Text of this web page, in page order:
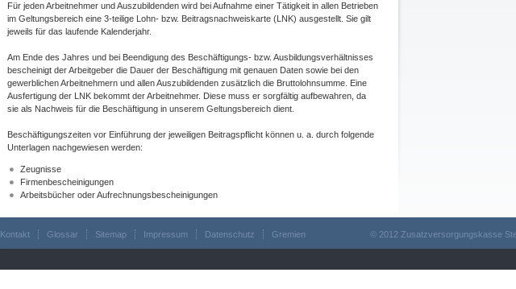
Für jeden Arbeitnehmer und Auszubildenden wird bei Aufnahme einer Tätigkeit in allen Betrieben
im Geltungsbereich eine 3-teilige Lohn- bzw. Beitragsnachweiskarte (LNK) ausgestellt. Sie gilt
jeweils für das laufende Kalenderjahr.
Am Ende des Jahres und bei Beendigung des Beschäftigungs- bzw. Ausbildungsverhältnisses
bescheinigt der Arbeitgeber die Dauer der Beschäftigung mit genauen Daten sowie bei den
gewerblichen Arbeitnehmern und allen Auszubildenden zusätzlich die Bruttolohnsumme. Eine
Ausfertigung der LNK bekommt der Arbeitnehmer. Diese muss er sorgfältig aufbewahren, da
sie als Nachweis für die Beschäftigung in unserem Geltungsbereich dient.
Beschäftigungszeiten vor Einführung der jeweiligen Beitragspflicht können u. a. durch folgende
Unterlagen nachgewiesen werden:
Zeugnisse
Firmenbescheinigungen
Arbeitsbücher oder Aufrechnungsbescheinigungen
© 2012 Zusatzversorgungskasse
Kontakt Glossar Sitemap Impressum Datenschutz Gremien